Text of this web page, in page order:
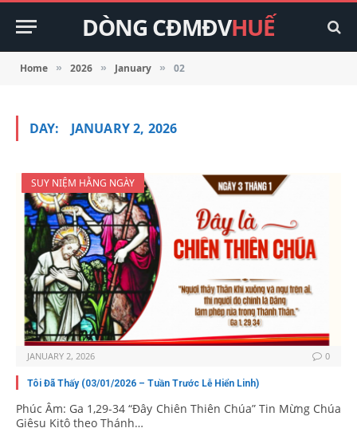
DÒNG CĐMĐVHUẾ
Home » 2026 » January » 02
DAY: JANUARY 2, 2026
SUY NIỆM HẰNG NGÀY
JANUARY 2, 2026 0
Tôi Đã Thấy (03/01/2026 – Tuần Trước Lễ Hiển Linh)
Phúc Âm: Ga 1,29-34 “Ðây Chiên Thiên Chúa” Tin Mừng Chúa
Giêsu Kitô theo Thánh…